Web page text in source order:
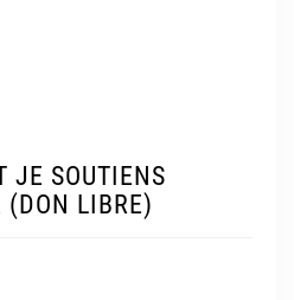
JE SOUTIENS
(DON LIBRE)